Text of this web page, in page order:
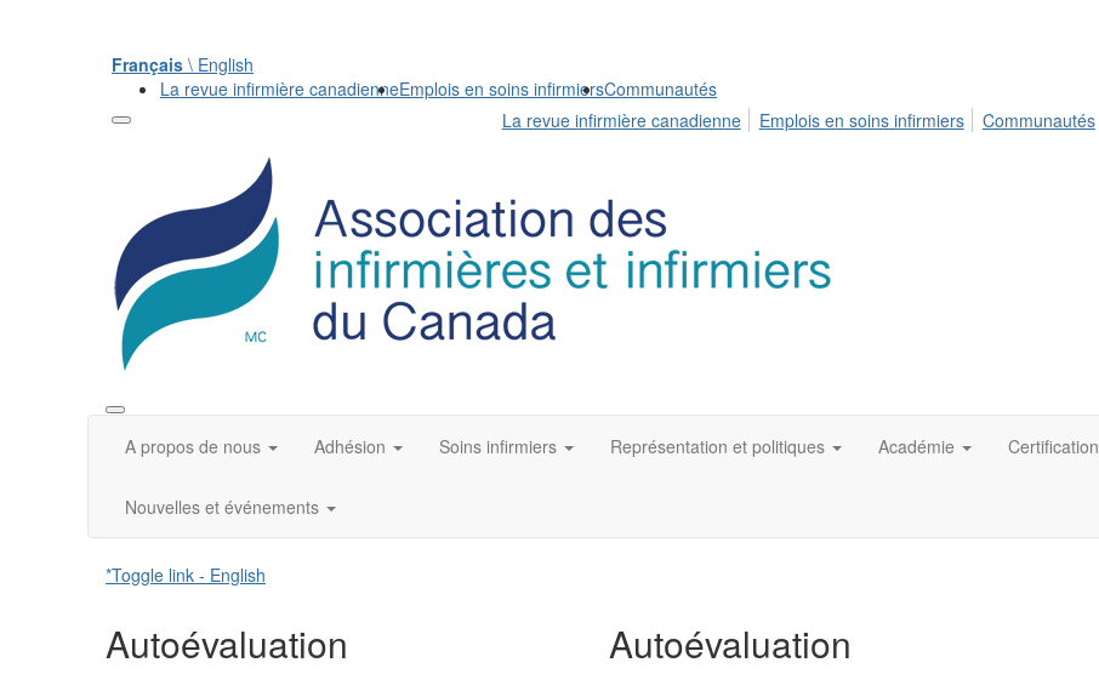
Français \ English
La revue infirmière canadienneEmplois en soins infirmiersCommunautés
La revue infirmière canadienne Emplois en soins infirmiers Communautés
A propos de nous Adhésion Soins infirmiers Représentation et politiques Académie Certification
Nouvelles et événements
*Toggle link - English
Autoévaluation Autoévaluation